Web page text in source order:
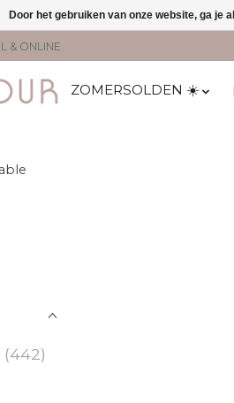
& ONLINE
ZOMERSOLDEN ☀️
(442)
Door het gebruiken van onze website, ga je